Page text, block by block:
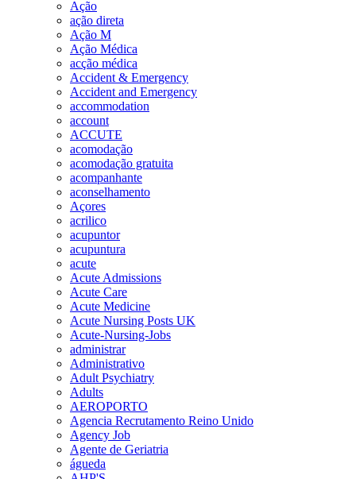
Ação
ação direta
Ação M
Ação Médica
acção médica
Accident & Emergency
Accident and Emergency
accommodation
account
ACCUTE
acomodação
acomodação gratuita
acompanhante
aconselhamento
Açores
acrilico
acupuntor
acupuntura
acute
Acute Admissions
Acute Care
Acute Medicine
Acute Nursing Posts UK
Acute-Nursing-Jobs
administrar
Administrativo
Adult Psychiatry
Adults
AEROPORTO
Agencia Recrutamento Reino Unido
Agency Job
Agente de Geriatria
águeda